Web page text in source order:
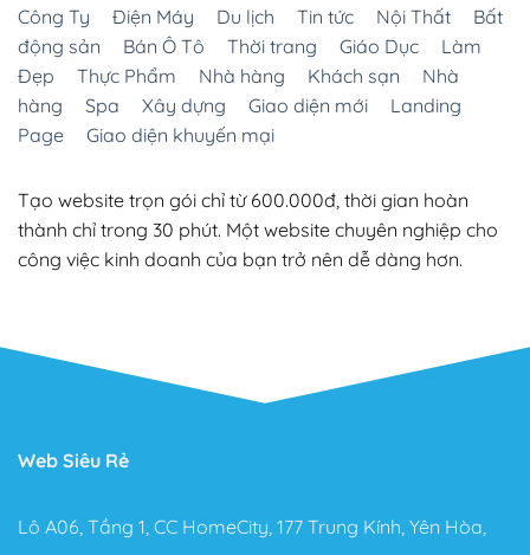
Công Ty
Điện Máy Du lịch Tin tức Nội Thất
Bất
động sản
Bán Ô Tô Thời trang Giáo Dục
Làm
Đẹp
Thực Phẩm Nhà hàng Khách sạn
Nhà
hàng
Spa Xây dựng Giao diện mới
Landing
Page
Giao diện khuyến mại
Tạo website trọn gói chỉ từ 600.000đ, thời gian hoàn
thành chỉ trong 30 phút. Một website chuyên nghiệp cho
công việc kinh doanh của bạn trở nên dễ dàng hơn.
Web Siêu Rẻ
Lô A06, Tầng 1, CC HomeCity, 177 Trung Kính, Yên Hòa,